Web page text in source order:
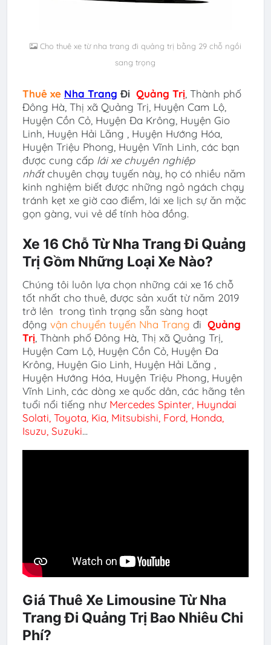
Cho thuê xe từ nha trang đi quảng trị bằng 29 chỗ ngồi
sang trọng
Thuê xe Nha Trang Đi Quảng Trị, Thành phố
Đông Hà, Thị xã Quảng Trị, Huyện Cam Lộ,
Huyện Cồn Cỏ, Huyện Đa Krông, Huyện Gio
Linh, Huyện Hải Lăng , Huyện Hướng Hóa,
Huyện Triệu Phong, Huyện Vĩnh Linh, các bạn
được cung cấp lái xe chuyên nghiệp
nhấtchuyên chạy tuyến này, họ có nhiều năm
kinh nghiệm biết được những ngỏ ngách chạy
tránh kẹt xe giờ cao điểm, lái xe lịch sự ăn mặc
gọn gàng, vui vẻ dể tính hòa đồng.
Xe 16 Chỗ Từ Nha Trang Đi Quảng
Trị Gồm Những Loại Xe Nào?
Chúng tôi luôn lựa chọn những cái xe 16 chỗ
tốt nhất cho thuê, được sản xuất từ năm 2019
trở lên trong tình trạng sẵn sàng hoạt
động vận chuyển tuyến Nha Trang đi Quảng
Trị, Thành phố Đông Hà, Thị xã Quảng Trị,
Huyện Cam Lộ, Huyện Cồn Cỏ, Huyện Đa
Krông, Huyện Gio Linh, Huyện Hải Lăng ,
Huyện Hướng Hóa, Huyện Triệu Phong, Huyện
Vĩnh Linh, các dòng xe quốc dân, các hãng tên
tuổi nổi tiếng như Mercedes Spinter, Huyndai
Solati, Toyota, Kia, Mitsubishi, Ford, Honda,
Isuzu, Suzuki...
Giá Thuê Xe Limousine Từ Nha
Trang Đi Quảng Trị Bao Nhiêu Chi
Phí?